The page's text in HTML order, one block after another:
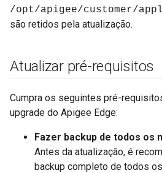
/opt/apigee/customer/
são retidos pela atualização.
Atualizar pré-requisitos
Cumpra os seguintes pré-
upgrade do Apigee Edge:
Fazer backup de todos os
Antes da atualização, é
backup completo de todos